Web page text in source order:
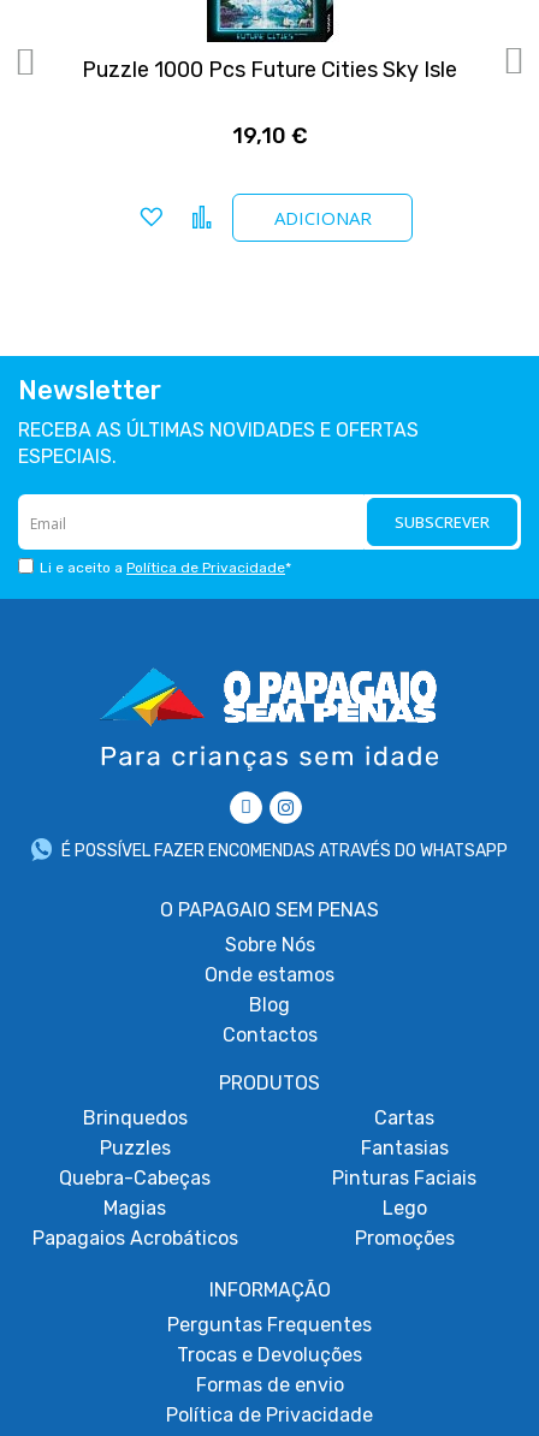
Puzzle 1000 Pcs Future Cities Sky Isle
19,10 €
ADICIONAR
Adicionar a favoritos
Comparar
Newsletter
RECEBA AS ÚLTIMAS NOVIDADES E OFERTAS
ESPECIAIS.
SUBSCREVER
Li e aceito a Política de Privacidade*
É POSSÍVEL FAZER ENCOMENDAS ATRAVÉS DO WHATSAPP
O PAPAGAIO SEM PENAS
Sobre Nós
Onde estamos
Blog
Contactos
PRODUTOS
Brinquedos
Puzzles
Quebra-Cabeças
Magias
Papagaios Acrobáticos
Cartas
Fantasias
Pinturas Faciais
Lego
Promoções
INFORMAÇÃO
Perguntas Frequentes
Trocas e Devoluções
Formas de envio
Política de Privacidade